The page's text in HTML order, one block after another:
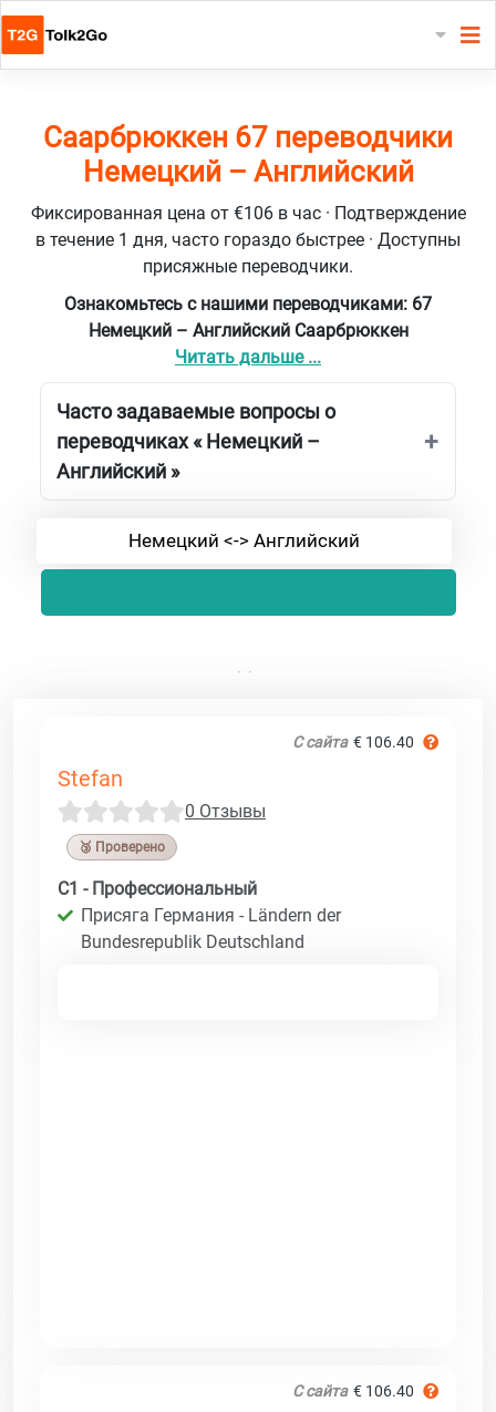
Саарбрюккен 67 переводчики
Немецкий – Английский
Фиксированная цена от €106 в час · Подтверждение
в течение 1 дня, часто гораздо быстрее · Доступны
присяжные переводчики.
Ознакомьтесь с нашими переводчиками: 67
Немецкий – Английский Саарбрюккен
Читать дальше ...
Часто задаваемые вопросы о
переводчиках « Немецкий –
Английский »
Немецкий <-> Английский
С сайта € 106.40
Stefan
0 Отзывы
🥉 Проверено
C1 - Профессиональный
Присяга Германия - Ländern der
Bundesrepublik Deutschland
С сайта € 106.40